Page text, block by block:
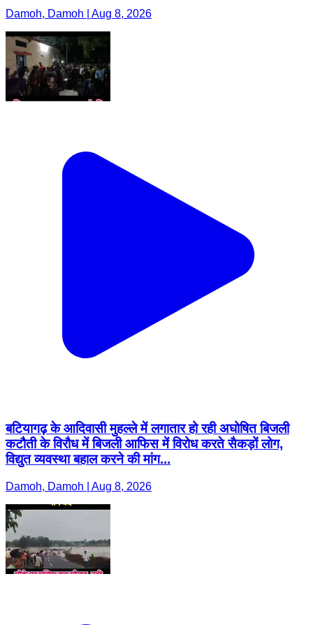
Damoh, Damoh | Aug 8, 2026
बटियागढ़ के आदिवासी मुहल्ले में लगातार हो रही अघोषित बिजली
कटौती के विरौध में बिजली आफिस में विरोध करते सैकड़ों लोग,
विद्युत व्यवस्था बहाल करने की मांग...
Damoh, Damoh | Aug 8, 2026